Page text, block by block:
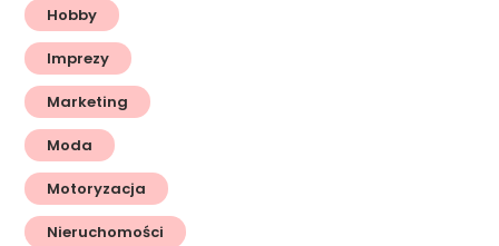
Hobby
Imprezy
Marketing
Moda
Motoryzacja
Nieruchomości